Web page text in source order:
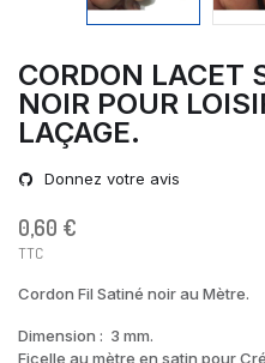
CORDON LACET
NOIR POUR
LAÇAGE.
Donnez votre avis
0,60 €
TTC
Cordon Fil Satiné noir au Mètre.
Dimension : 3 mm.
Ficelle au mètre en satin pour